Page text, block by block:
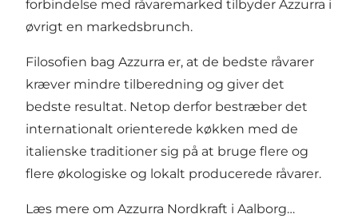
forbindelse med råvaremarked tilbyder Azzurra i
øvrigt en markedsbrunch.
Filosofien bag Azzurra er, at de bedste råvarer
kræver mindre tilberedning og giver det
bedste resultat. Netop derfor bestræber det
internationalt orienterede køkken med de
italienske traditioner sig på at bruge flere og
flere økologiske og lokalt producerede råvarer.
Læs mere om Azzurra Nordkraft i Aalborg…